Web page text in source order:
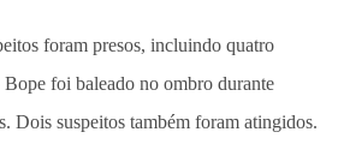
foram presos, incluindo quatro
foi baleado no ombro durante
Dois suspeitos também foram atingidos.